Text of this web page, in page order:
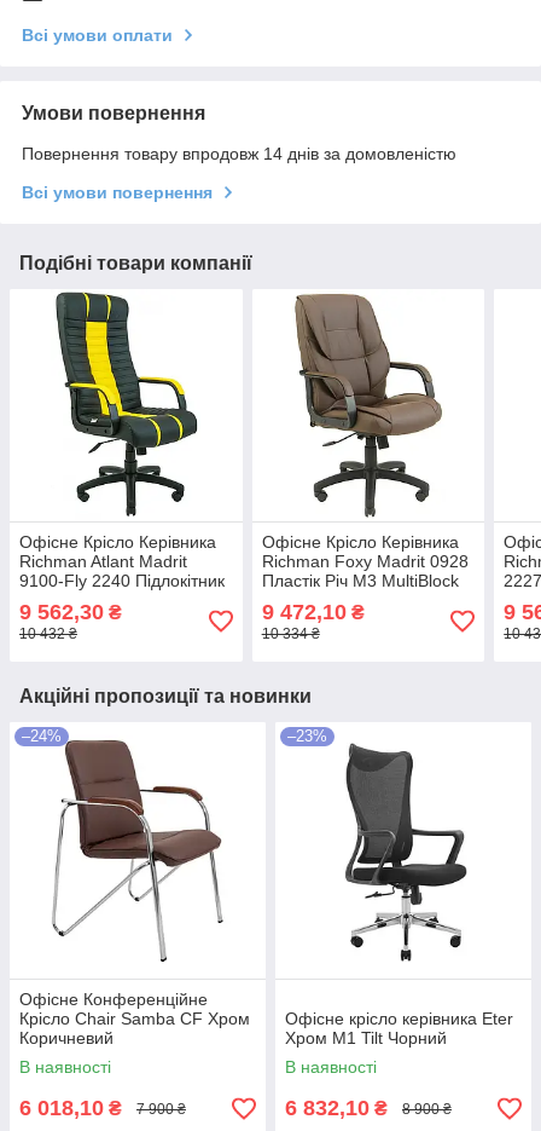
Всі умови оплати
Умови повернення
Повернення товару впродовж 14 днів за домовленістю
Всі умови повернення
Подібні товари компанії
Офісне Крісло Керівника
Richman Atlant Madrit
9100-Fly 2240 Підлокітник
Річ Пластік М3 MultiBlock
Жовто-чорний
9 562,30 ₴
10 432 ₴
Офісне Крісло Керівника
Richman Foxy Madrit 0928
Пластік Річ М3 MultiBlock
Коричневий
9 472,10₴
10 334 ₴
9
10
Акційні пропозиції та новинки
–24%
Офісне Конференційне
Крісло Chair Samba CF Хром
Коричневий
В наявності
6 018,10 ₴ 7 900 ₴
–23%
Офісне крісло керівника Eter
Хром M1 Tilt Чорний
В наявності
6 832,10 ₴ 8 900 ₴